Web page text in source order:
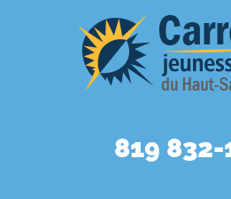
819 832-